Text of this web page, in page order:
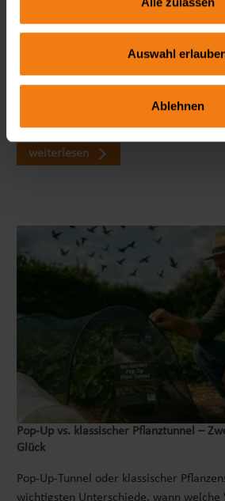
Auswahl
Ablehnen
Wie blickdicht ist eine Seitenmarkise
unserem großen FAQ erfährst du alles,
weiterlesen
Pop‑Up vs. klassischer Pflanztunnel –
Glück
Pop-Up-Tunnel oder klassischer
wichtigsten Unterschiede, wann welche